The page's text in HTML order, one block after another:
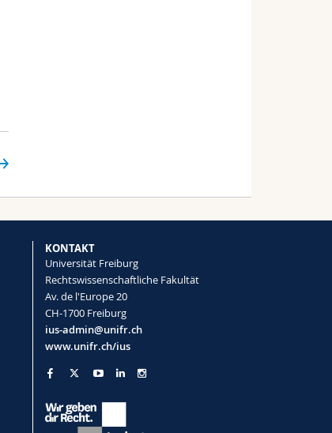
KONTAKT
Universität Freiburg
Rechtswissenschaftliche Fakultät
Av. de l'Europe 20
CH-1700 Freiburg
ius-admin@unifr.ch
www.unifr.ch/ius